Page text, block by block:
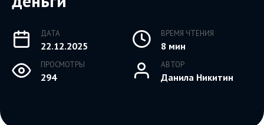
ДАТА
22.12.2025
ВРЕМЯ ЧТЕНИЯ
8 мин
ПРОСМОТРЫ
294
АВТОР
Данила Никитин